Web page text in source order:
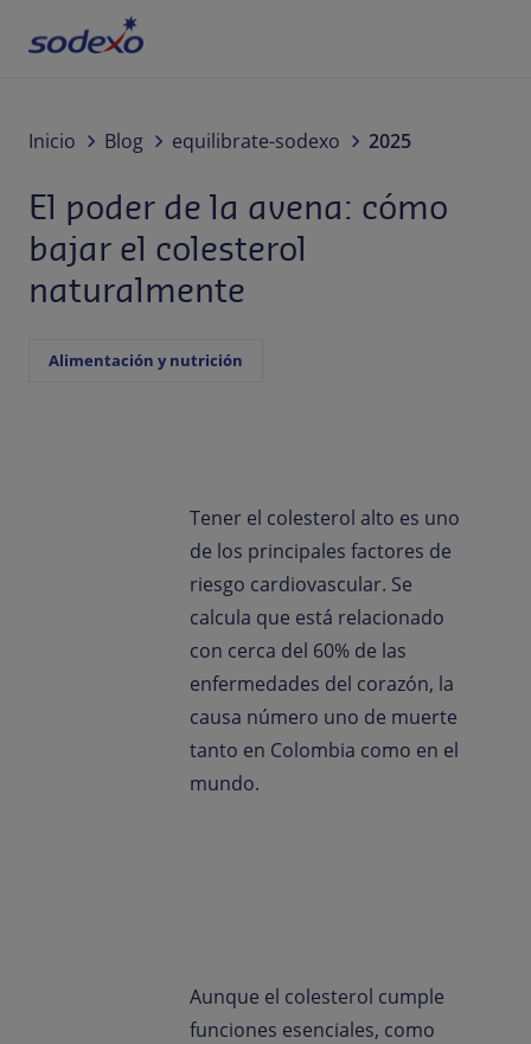
Servicios y Marcas
Tu industria
Responsabilidad Corporativa
Trabaja con
Inicio Blog equilibrate-sodexo 2025
El poder de la avena: cómo
bajar el colesterol
naturalmente
Alimentación y nutrición
Tener el colesterol alto es uno
de los principales factores de
riesgo cardiovascular. Se
calcula que está relacionado
con cerca del 60% de las
enfermedades del corazón, la
causa número uno de muerte
tanto en Colombia como en el
mundo.
Aunque el colesterol cumple
funciones esenciales, como